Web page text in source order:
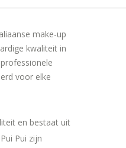
make-up
kwaliteit in
voor elke
en bestaat uit
Pui zijn